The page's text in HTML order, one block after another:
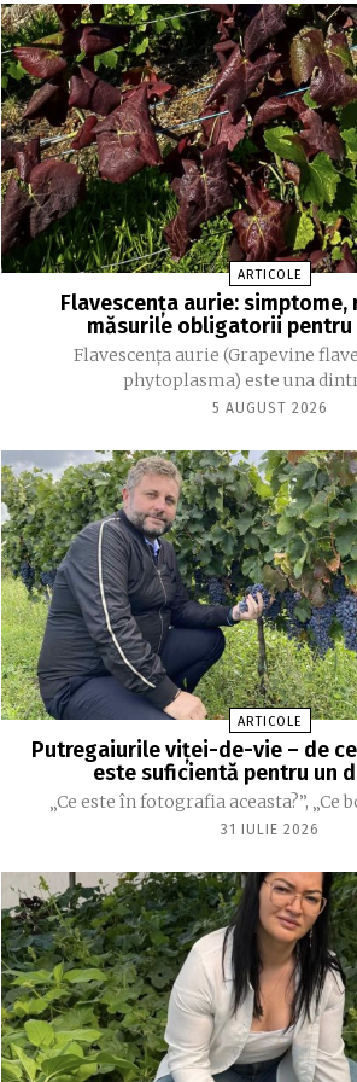
ARTICOLE
Flavescența aurie: simptome,
măsurile obligatorii
Flavescența aurie (Grapevine
phytoplasma) este una
5 AUGUST 2026
ARTICOLE
Putregaiurile viței-de-vie – de
este suficientă pentru un
„Ce este în fotografia aceasta?”, „Ce
31 IULIE 2026